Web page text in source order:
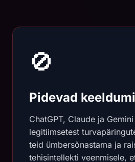
🚫
Pidevad
ChatGPT, Claude ja
legitiimsetest
teid ümbersõnastama ja
tehisintellekti veenmisele,